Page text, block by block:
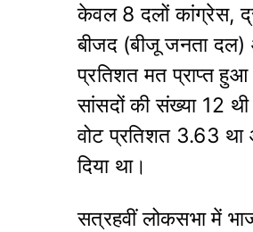
केवल 8 दलों कांग्रेस,
बीजद (बीजू जनता
प्रतिशत मत प्राप्त
सांसदों की संख्या 12
वोट प्रतिशत 3.63
दिया था।
सत्रहवीं लोकसभा में